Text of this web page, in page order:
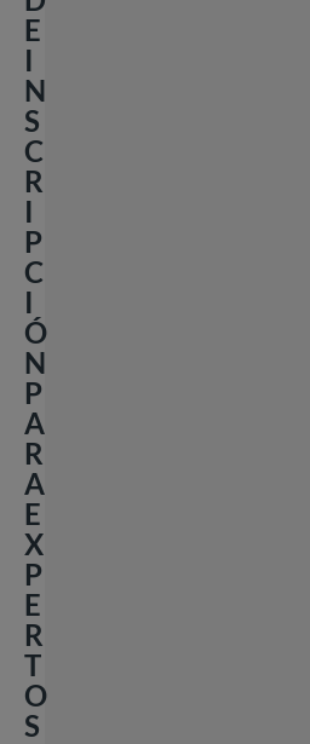
E
I
N
S
C
R
I
P
C
I
Ó
N
P
A
R
A
E
X
P
E
R
T
O
S